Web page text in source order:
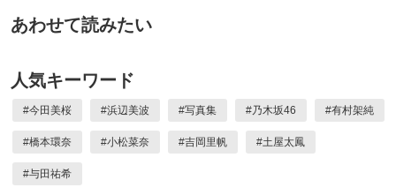
あわせて読みたい
人気キーワード
#今田美桜 #浜辺美波 #写真集 #乃木坂46 #有村架純
#橋本環奈 #小松菜奈 #吉岡里帆 #土屋太鳳
#与田祐希